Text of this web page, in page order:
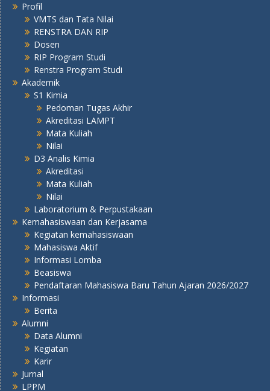
Profil
VMTS dan Tata Nilai
RENSTRA DAN RIP
Dosen
RIP Program Studi
Renstra Program Studi
Akademik
S1 Kimia
Pedoman Tugas Akhir
Akreditasi LAMPT
Mata Kuliah
Nilai
D3 Analis Kimia
Akreditasi
Mata Kuliah
Nilai
Laboratorium & Perpustakaan
Kemahasiswaan dan Kerjasama
Kegiatan kemahasiswaan
Mahasiswa Aktif
Informasi Lomba
Beasiswa
Pendaftaran Mahasiswa Baru Tahun Ajaran 2026/2027
Informasi
Berita
Alumni
Data Alumni
Kegiatan
Karir
Jurnal
LPPM